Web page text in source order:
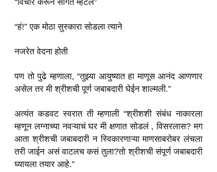
“विचार करून सांगते म्हटलं”
“हं!” एक मोठा सुस्कारा सोडला त्याने
नजरेत वेदना होती
पण तो पुढे म्हणाला, “तुझ्या आयुष्यात हा माणूस आनंद आणणार
असेल तर मी श्रीशची पूर्ण जबाबदारी घेईन शाल्मली.”
अत्यंत कडवट स्वरात ती म्हणाली “श्रीशशी संबंध नाकारला
म्हणून लग्नाच्या नवऱ्याचं घर मी क्षणात सोडलं , विसरलास? मग
आता श्रीशची जबाबदारी न स्विकारणाऱ्या माणसाबरोबर लंचला
तरी जाईन असं वाटलच कसं तुला?तो श्रीशची संपूर्ण जबाबदारी
घ्यायला तयार आहे.”